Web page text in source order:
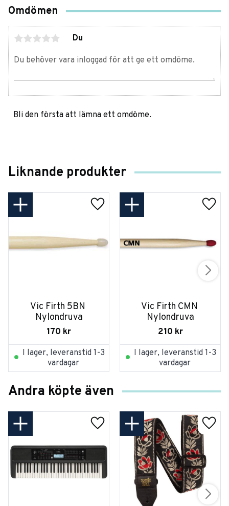
Omdömen
Du
Bli den första att lämna ett omdöme.
Liknande produkter
Vic Firth 5BN
Nylondruva
170 kr
I lager, leveranstid 1-3
vardagar
Vic Firth CMN
Nylondruva
210 kr
I lager, leveranstid 1-3
vardagar
Andra köpte även